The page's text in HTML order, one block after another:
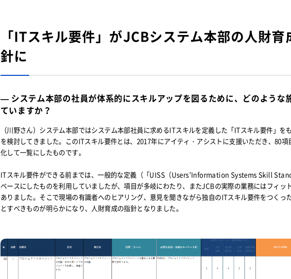
「ITスキル要件」がJCBシステム本部の人財育
針に
— システム本部の社員が体系的にスキルアップを図るために、どのような
ていますか？
（川野さん）システム本部ではシステム本部社員に求めるITスキルを定義した「ITスキル要件」を
を検討してきました。このITスキル要件とは、2017年にアイティ・アシストに支援いただき、80項
化して一覧にしたものです。
ITスキル要件ができる前までは、一般的な定義（「UISS（Users’Information Systems Skill
ベースにしたものを利用していましたが、項目が多岐にわたり、またJCBの実際の業務にはフィッ
ありました。そこで現場の有識者へのヒアリング、意見を聞きながら独自のITスキル要件をつくっ
とすべきものが明らかになり、人財育成の指針となりました。